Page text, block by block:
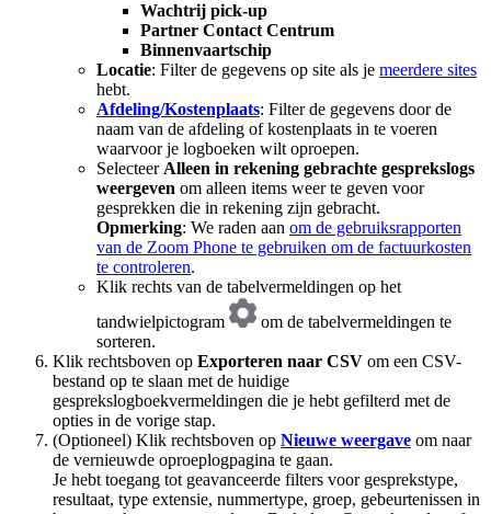
Wachtrij pick-up
Partner Contact Centrum
Binnenvaartschip
Locatie: Filter de gegevens op site als je meerdere sites
hebt.
Afdeling/Kostenplaats: Filter de gegevens door de
naam van de afdeling of kostenplaats in te voeren
waarvoor je logboeken wilt oproepen.
Selecteer Alleen in rekening gebrachte gesprekslogs
weergeven om alleen items weer te geven voor
gesprekken die in rekening zijn gebracht.
Opmerking: We raden aan om de gebruiksrapporten
van de Zoom Phone te gebruiken om de factuurkosten
te controleren.
Klik rechts van de tabelvermeldingen op het
tandwielpictogram
om de tabelvermeldingen te
sorteren.
Klik rechtsboven op Exporteren naar CSV om een CSV-
bestand op te slaan met de huidige
gesprekslogboekvermeldingen die je hebt gefilterd met de
opties in de vorige stap.
(Optioneel) Klik rechtsboven op Nieuwe weergave om naar
de vernieuwde oproeplogpagina te gaan.
Je hebt toegang tot geavanceerde filters voor gesprekstype,
resultaat, type extensie, nummertype, groep, gebeurtenissen in